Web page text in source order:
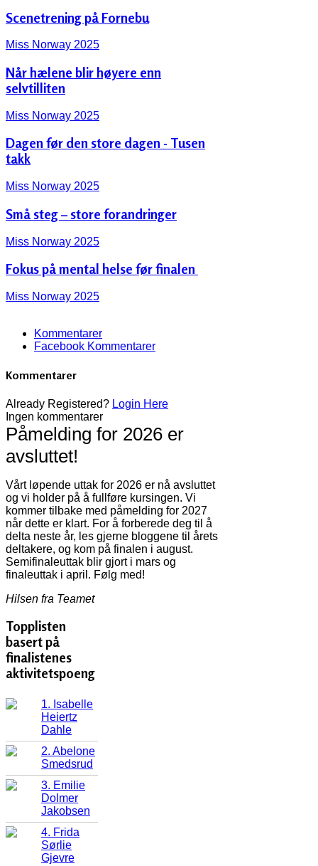
Scenetrening på Fornebu
Miss Norway 2025
Når hælene blir høyere enn
selvtilliten
Miss Norway 2025
Dagen før den store dagen - Tusen
takk
Miss Norway 2025
Små steg – store forandringer
Miss Norway 2025
Fokus på mental helse før finalen ‍️
Miss Norway 2025
Kommentarer
Facebook Kommentarer
Kommentarer
Already Registered? Login Here
Ingen kommentarer
Påmelding for 2026 er
avsluttet!
Vårt løpende uttak for 2026 er nå avsluttet
og vi holder på å fullføre kursingen. Vi
kommer tilbake med påmelding for 2027
når dette er klart. For å forberede deg til å
delta neste år, les gjerne bloggene til årets
deltakere, og kom på finalen i august.
Semifinaleuttak blir gjort i mars og
finaleuttak i april. Følg med!
Hilsen fra Teamet
Topplisten
basert på
finalistenes
aktivitetspoeng
1. Isabelle
Heiertz
Dahle
2. Abelone
Smedsrud
3. Emilie
Dolmer
Jakobsen
4. Frida
Sørlie
Gjevre